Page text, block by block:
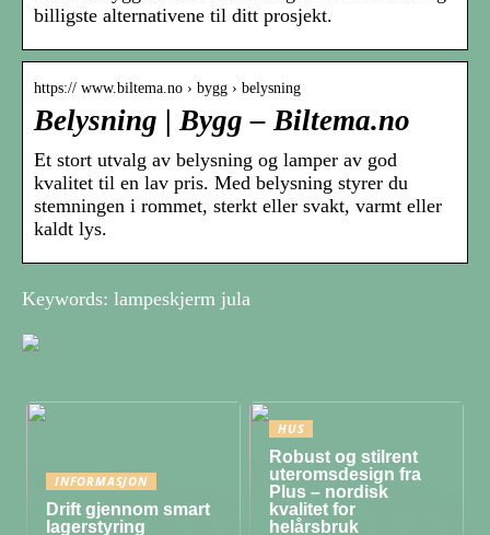
billigste alternativene til ditt prosjekt.
https:// www.biltema.no › bygg › belysning
Belysning | Bygg – Biltema.no
Et stort utvalg av belysning og lamper av god
kvalitet til en lav pris. Med belysning styrer du
stemningen i rommet, sterkt eller svakt, varmt eller
kaldt lys.
Keywords: lampeskjerm jula
INFORMASJON
Drift gjennom smart
lagerstyring
HUS
Robust og stilrent
uteromsdesign fra
Plus – nordisk
kvalitet for
helårsbruk